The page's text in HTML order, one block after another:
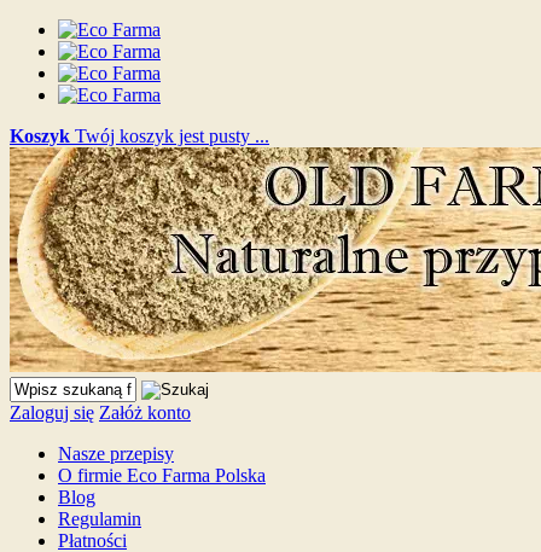
Koszyk Twój koszyk jest pusty ...
Zaloguj się Załóż konto
Nasze przepisy
O firmie Eco Farma Polska
Blog
Regulamin
Płatności